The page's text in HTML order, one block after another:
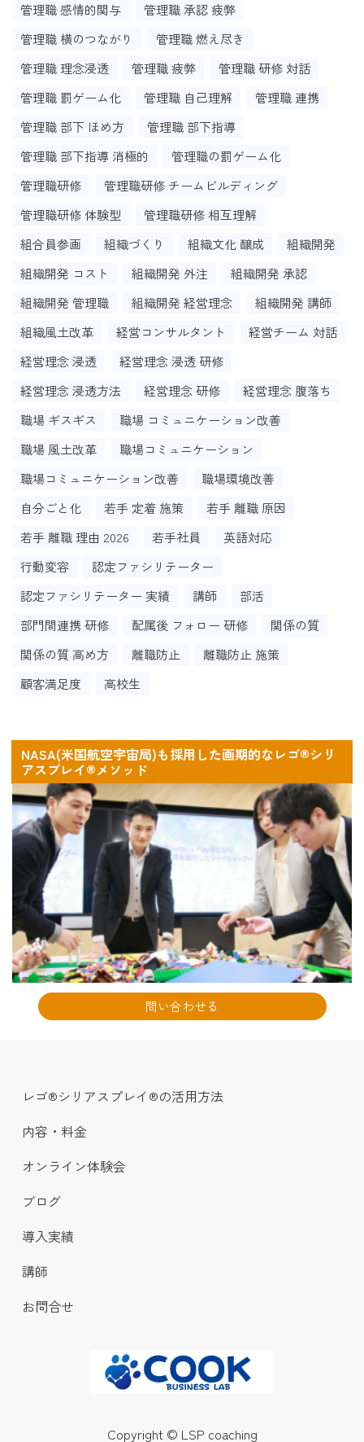
管理職 感情的関与
管理職 承認 疲弊
管理職 横のつながり
管理職 燃え尽き
管理職 理念浸透
管理職 疲弊
管理職 研修 対話
管理職 罰ゲーム化
管理職 自己理解
管理職 連携
管理職 部下 ほめ方
管理職 部下指導
管理職 部下指導 消極的
管理職の罰ゲーム化
管理職研修
管理職研修 チームビルディング
管理職研修 体験型
管理職研修 相互理解
組合員参画
組織づくり 組織文化 醸成
組織開発
組織開発 コスト
組織開発 外注
組織開発 承認
組織開発 管理職
組織開発 経営理念
組織開発 講師
組織風土改革
経営コンサルタント
経営チーム 対話
経営理念 浸透
経営理念 浸透 研修
経営理念 浸透方法
経営理念 研修
経営理念 腹落ち
職場 ギスギス
職場 コミュニケーション改善
職場 風土改革
職場コミュニケーション
職場コミュニケーション改善
職場環境改善
自分ごと化
若手 定着 施策
若手 離職 原因
若手 離職 理由 2026
若手社員
英語対応
行動変容
認定ファシリテーター
認定ファシリテーター 実績
講師
部活
部門間連携 研修
配属後 フォロー 研修
関係の質
関係の質 高め方
離職防止
離職防止 施策
顧客満足度
高校生
NASA(米国航空宇宙局)も採用した画期的なレゴ®シリ
アスプレイ®メソッド
問い合わせる
レゴ®シリアスプレイ®の活用方法
内容・料金
オンライン体験会
ブログ
導入実績
講師
お問合せ
Copyright © LSP coaching